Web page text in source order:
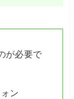
が必要で
ン